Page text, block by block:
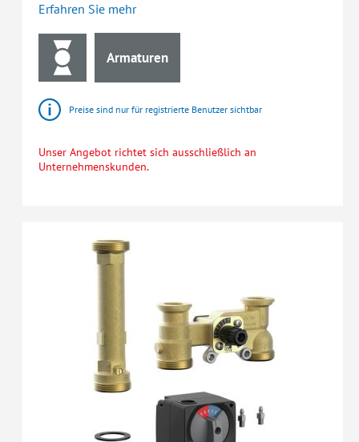
Erfahren Sie mehr
Armaturen
Preise sind nur für registrierte Benutzer sichtbar
Unser Angebot richtet sich ausschließlich an
Unternehmenskunden.